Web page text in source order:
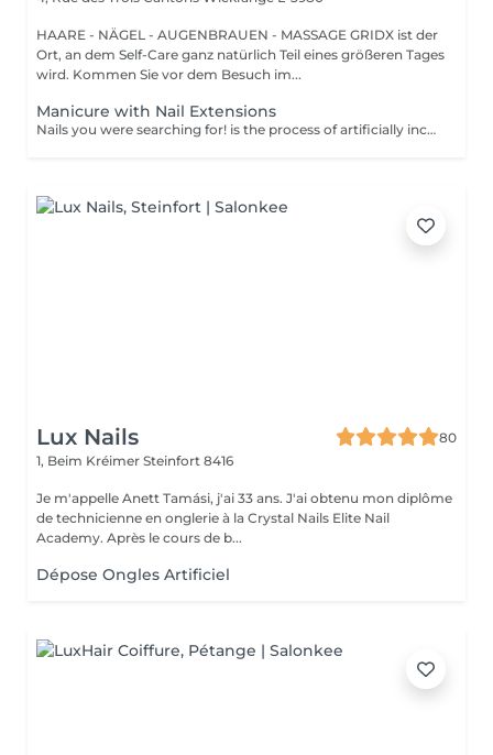
HAARE - NÄGEL - AUGENBRAUEN - MASSAGE GRIDX ist der
Ort, an dem Self-Care ganz natürlich Teil eines größeren Tages
wird. Kommen Sie vor dem Besuch im...
Manicure with Nail Extensions
Nails you were searching for! is the process of artificially increasing the length of the nail using polygel material in order to correct the defects of the natural nail delamination and weakness of the nail plate. Our masters do edged, hardware, or combined manicure. How is polygel extension done? - removal of old semi-permanent (if needed) - rough skin is removed - the shape of the nail plate is corrected - the cuticle and side ridges are corrected - polygel is applied - semi-permanent nail polish is applied - cuticle oil and hand cream are applied Age restrictions: recommended to do from 16 years. Post procedure recommendations: there are no post recommendations for this procedure. Frequency: once in 3 weeks.
Lux Nails
80
1, Beim Kréimer Steinfort 8416
Je m'appelle Anett Tamási, j'ai 33 ans. J'ai obtenu mon diplôme
de technicienne en onglerie à la Crystal Nails Elite Nail
Academy. Après le cours de b...
Dépose Ongles Artificiel